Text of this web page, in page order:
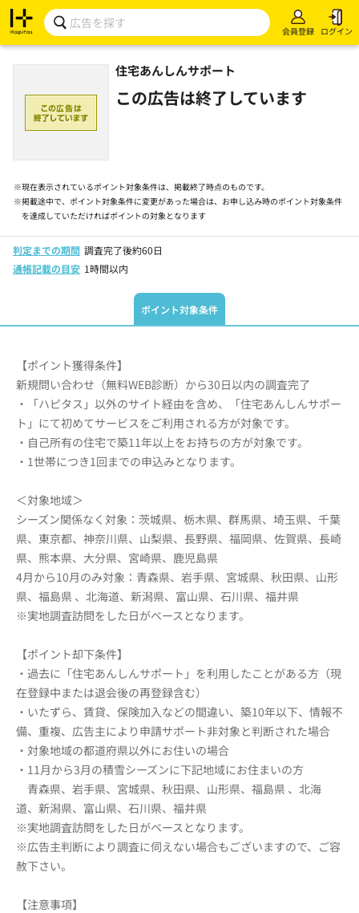
会員登録 ログイン
住宅あんしんサポート
この広告は終了しています
※現在表示されているポイント対象条件は、掲載終了時点のものです。
※掲載途中で、ポイント対象条件に変更があった場合は、お申し込み時のポイント対象条件
を達成していただければポイントの対象となります
判定までの期間 調査完了後約60日
通帳記載の目安 1時間以内
ポイント対象条件
【ポイント獲得条件】
新規問い合わせ（無料WEB診断）から30日以内の調査完了
・「ハピタス」以外のサイト経由を含め、「住宅あんしんサポー
ト」にて初めてサービスをご利用される方が対象です。
・自己所有の住宅で築11年以上をお持ちの方が対象です。
・1世帯につき1回までの申込みとなります。
＜対象地域＞
シーズン関係なく対象：茨城県、栃木県、群馬県、埼玉県、千葉
県、東京都、神奈川県、山梨県、長野県、福岡県、佐賀県、長崎
県、熊本県、大分県、宮崎県、鹿児島県
4月から10月のみ対象：青森県、岩手県、宮城県、秋田県、山形
県、福島県 、北海道、新潟県、富山県、石川県、福井県
※実地調査訪問をした日がベースとなります。
【ポイント却下条件】
・過去に「住宅あんしんサポート」を利用したことがある方（現
在登録中または退会後の再登録含む）
・いたずら、賃貸、保険加入などの間違い、築10年以下、情報不
備、重複、広告主により申請サポート非対象と判断された場合
・対象地域の都道府県以外にお住いの場合
・11月から3月の積雪シーズンに下記地域にお住まいの方
青森県、岩手県、宮城県、秋田県、山形県、福島県 、北海
道、新潟県、富山県、石川県、福井県
※実地調査訪問をした日がベースとなります。
※広告主判断により調査に伺えない場合もございますので、ご容
赦下さい。
【注意事項】